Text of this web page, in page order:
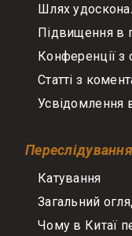
Шлях
Підвищення в
Конференції з
Статті з
Усвідомлення
Переслідування
Катування
Загальний
Чому в Китаї